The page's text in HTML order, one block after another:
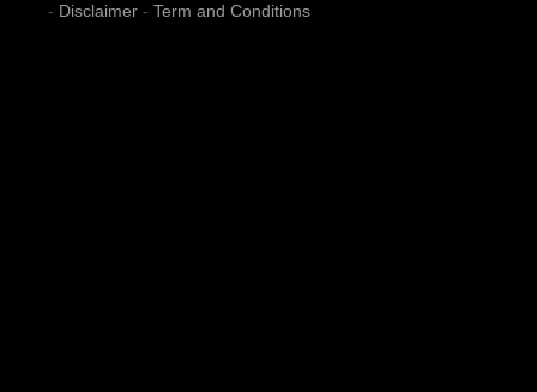
- Disclaimer - Term and Conditions